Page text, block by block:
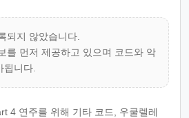
되지 않았습니다.
를 먼저 제공하고 있으며 코드와 악
됩니다.
4 연주를 위해 기타 코드, 우쿨렐레